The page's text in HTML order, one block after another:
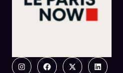
InstagramFacebook
X-
twitter
Linkedin